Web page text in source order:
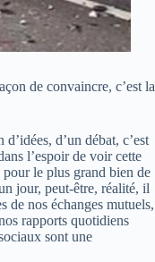
de convaincre, c’est la
d’un débat, c’est
l’espoir de voir cette
pour le plus grand bien de
jour, peut-être, réalité, il
de nos échanges mutuels,
rapports quotidiens
sont une